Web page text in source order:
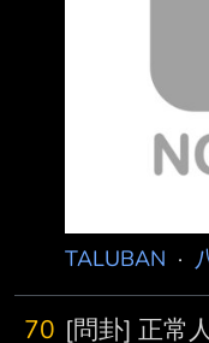
爽爽爽 台北
什麼 一樣都
TALUBAN ·
70 [問卦] 正常